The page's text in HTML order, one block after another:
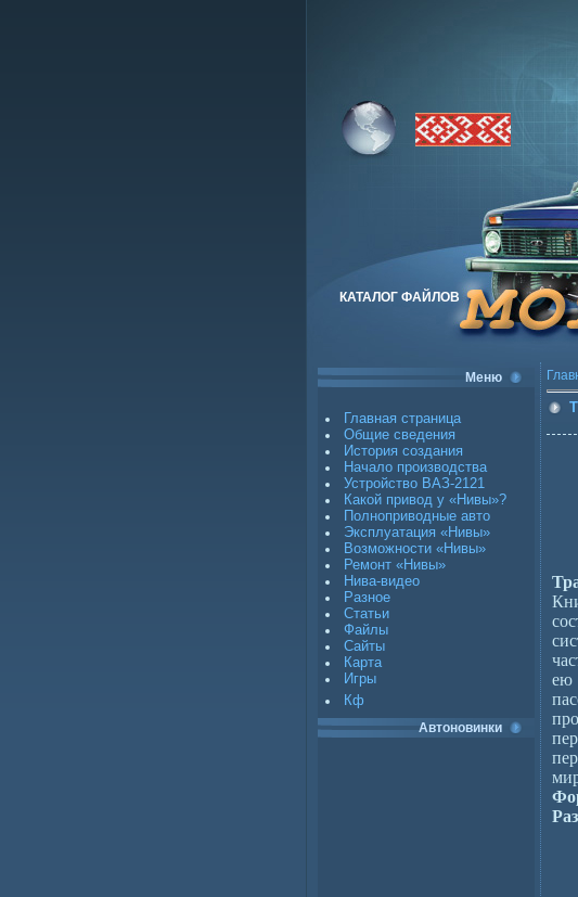
КАТАЛОГ ФАЙЛОВ
Меню
Главная страница
Общие сведения
История создания
Начало производства
Устройство ВАЗ-2121
Какой привод у «Нивы»?
Полноприводные авто
Эксплуатация «Нивы»
Возможности «Нивы»
Ремонт «Нивы»
Нива-видео
Разное
Статьи
Файлы
Сайты
Карта
Игры
Кф
Автоновинки
ею